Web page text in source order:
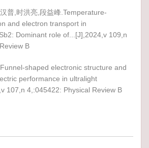
普,时洪亮,段益峰.Temperature-
and electron transport in
Dominant role of...[J],2024,v 109,n
B
shaped electronic structure and
performance in ultralight
107,n 4,:045422: Physical Review B